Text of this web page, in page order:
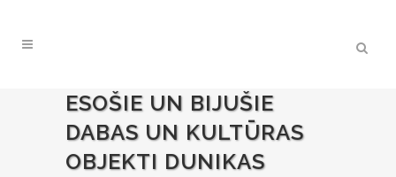
ESOŠIE UN BIJUŠIE
DABAS UN KULTŪRAS
OBJEKTI DUNIKAS